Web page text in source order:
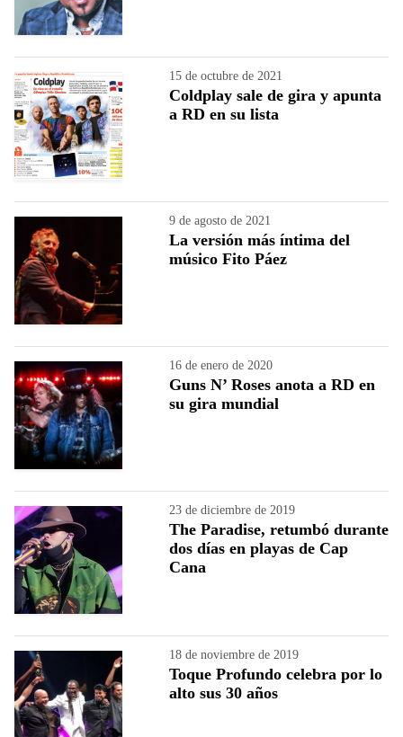
15 de octubre de 2021
Coldplay sale de gira y apunta
a RD en su lista
9 de agosto de 2021
La versión más íntima del
músico Fito Páez
16 de enero de 2020
Guns N’ Roses anota a RD en
su gira mundial
23 de diciembre de 2019
The Paradise, retumbó durante
dos días en playas de Cap
Cana
18 de noviembre de 2019
Toque Profundo celebra por lo
alto sus 30 años